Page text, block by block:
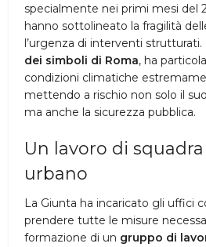
specialmente nei primi mesi del
hanno sottolineato la fragilità
l’urgenza di interventi strutturati.
dei simboli di Roma, ha
condizioni climatiche
mettendo a rischio non solo il
ma anche la sicurezza pubblica.
Un lavoro di
urbano
La Giunta ha incaricato gli uffici
prendere tutte le misure
formazione di un gruppo di